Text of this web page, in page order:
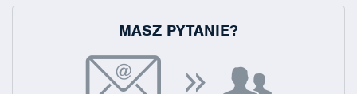
MASZ PYTANIE?